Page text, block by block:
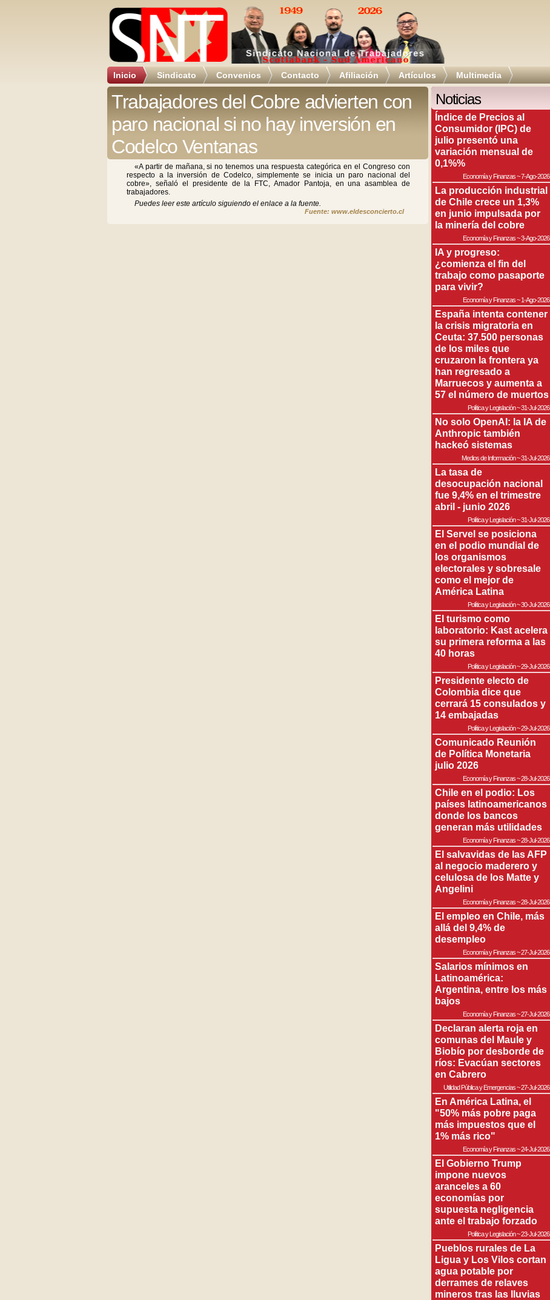
Inicio Sindicato Convenios Contacto Afiliación Artículos Multimedia
Trabajadores del Cobre advierten con
paro nacional si no hay inversión en
Codelco Ventanas
«A partir de mañana, si no tenemos una respuesta categórica en el Congreso con
respecto a la inversión de Codelco, simplemente se inicia un paro nacional del
cobre», señaló el presidente de la FTC, Amador Pantoja, en una asamblea de
trabajadores.
Puedes leer este artículo siguiendo el enlace a la fuente.
Fuente: www.eldesconcierto.cl
Noticias
Índice de Precios al
Consumidor (IPC) de
julio presentó una
variación mensual de
0,1%%
Economía y Finanzas~7-Ago-2026
La producción industrial
de Chile crece un 1,3%
en junio impulsada por
la minería del cobre
Economía y Finanzas~3-Ago-2026
IA y progreso:
¿comienza el fin del
trabajo como pasaporte
para vivir?
Economía y Finanzas~1-Ago-2026
España intenta contener
la crisis migratoria en
Ceuta: 37.500 personas
de los miles que
cruzaron la frontera ya
han regresado a
Marruecos y aumenta a
57 el número de muertos
Política y Legislación~31-Jul-2026
No solo OpenAI: la IA de
Anthropic también
hackeó sistemas
Medios de Información~31-Jul-2026
La tasa de
desocupación nacional
fue 9,4% en el trimestre
abril - junio 2026
Política y Legislación~31-Jul-2026
El Servel se posiciona
en el podio mundial de
los organismos
electorales y sobresale
como el mejor de
América Latina
Política y Legislación~30-Jul-2026
El turismo como
laboratorio: Kast acelera
su primera reforma a las
40 horas
Política y Legislación~29-Jul-2026
Presidente electo de
Colombia dice que
cerrará 15 consulados y
14 embajadas
Política y Legislación~29-Jul-2026
Comunicado Reunión
de Política Monetaria
julio 2026
Economía y Finanzas~28-Jul-2026
Chile en el podio: Los
países latinoamericanos
donde los bancos
generan más utilidades
Economía y Finanzas~28-Jul-2026
El salvavidas de las AFP
al negocio maderero y
celulosa de los Matte y
Angelini
Economía y Finanzas~28-Jul-2026
El empleo en Chile, más
allá del 9,4% de
desempleo
Economía y Finanzas~27-Jul-2026
Salarios mínimos en
Latinoamérica:
Argentina, entre los más
bajos
Economía y Finanzas~27-Jul-2026
Declaran alerta roja en
comunas del Maule y
Biobío por desborde de
ríos: Evacúan sectores
en Cabrero
Utilidad Pública y Emergencias~27-Jul-2026
En América Latina, el
"50% más pobre paga
más impuestos que el
1% más rico"
Economía y Finanzas~24-Jul-2026
El Gobierno Trump
impone nuevos
aranceles a 60
economías por
supuesta negligencia
ante el trabajo forzado
Política y Legislación~23-Jul-2026
Pueblos rurales de La
Ligua y Los Vilos cortan
agua potable por
derrames de relaves
mineros tras las lluvias